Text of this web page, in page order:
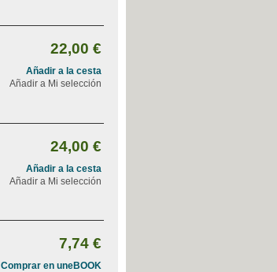
22,00 €
Añadir a la cesta
Añadir a Mi selección
24,00 €
Añadir a la cesta
Añadir a Mi selección
7,74 €
Comprar en uneBOOK